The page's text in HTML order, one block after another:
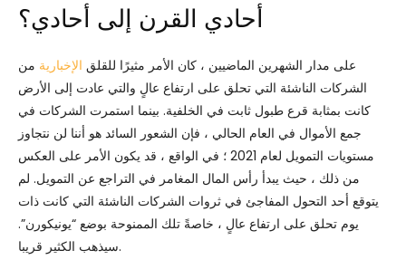
أحادي القرن إلى أحادي؟
على مدار الشهرين الماضيين ، كان الأمر مثيرًا للقلق الإخبارية من
الشركات الناشئة التي تحلق على ارتفاع عالٍ والتي عادت إلى الأرض
كانت بمثابة قرع طبول ثابت في الخلفية. بينما استمرت الشركات في
جمع الأموال في العام الحالي ، فإن الشعور السائد هو أننا لن نتجاوز
مستويات التمويل لعام 2021 ؛ في الواقع ، قد يكون الأمر على العكس
من ذلك ، حيث يبدأ رأس المال المغامر في التراجع عن التمويل. لم
يتوقع أحد التحول المفاجئ في ثروات الشركات الناشئة التي كانت ذات
يوم تحلق على ارتفاع عالٍ ، خاصةً تلك الممنوحة بوضع “يونيكورن”.
سيذهب الكثير قريبا.